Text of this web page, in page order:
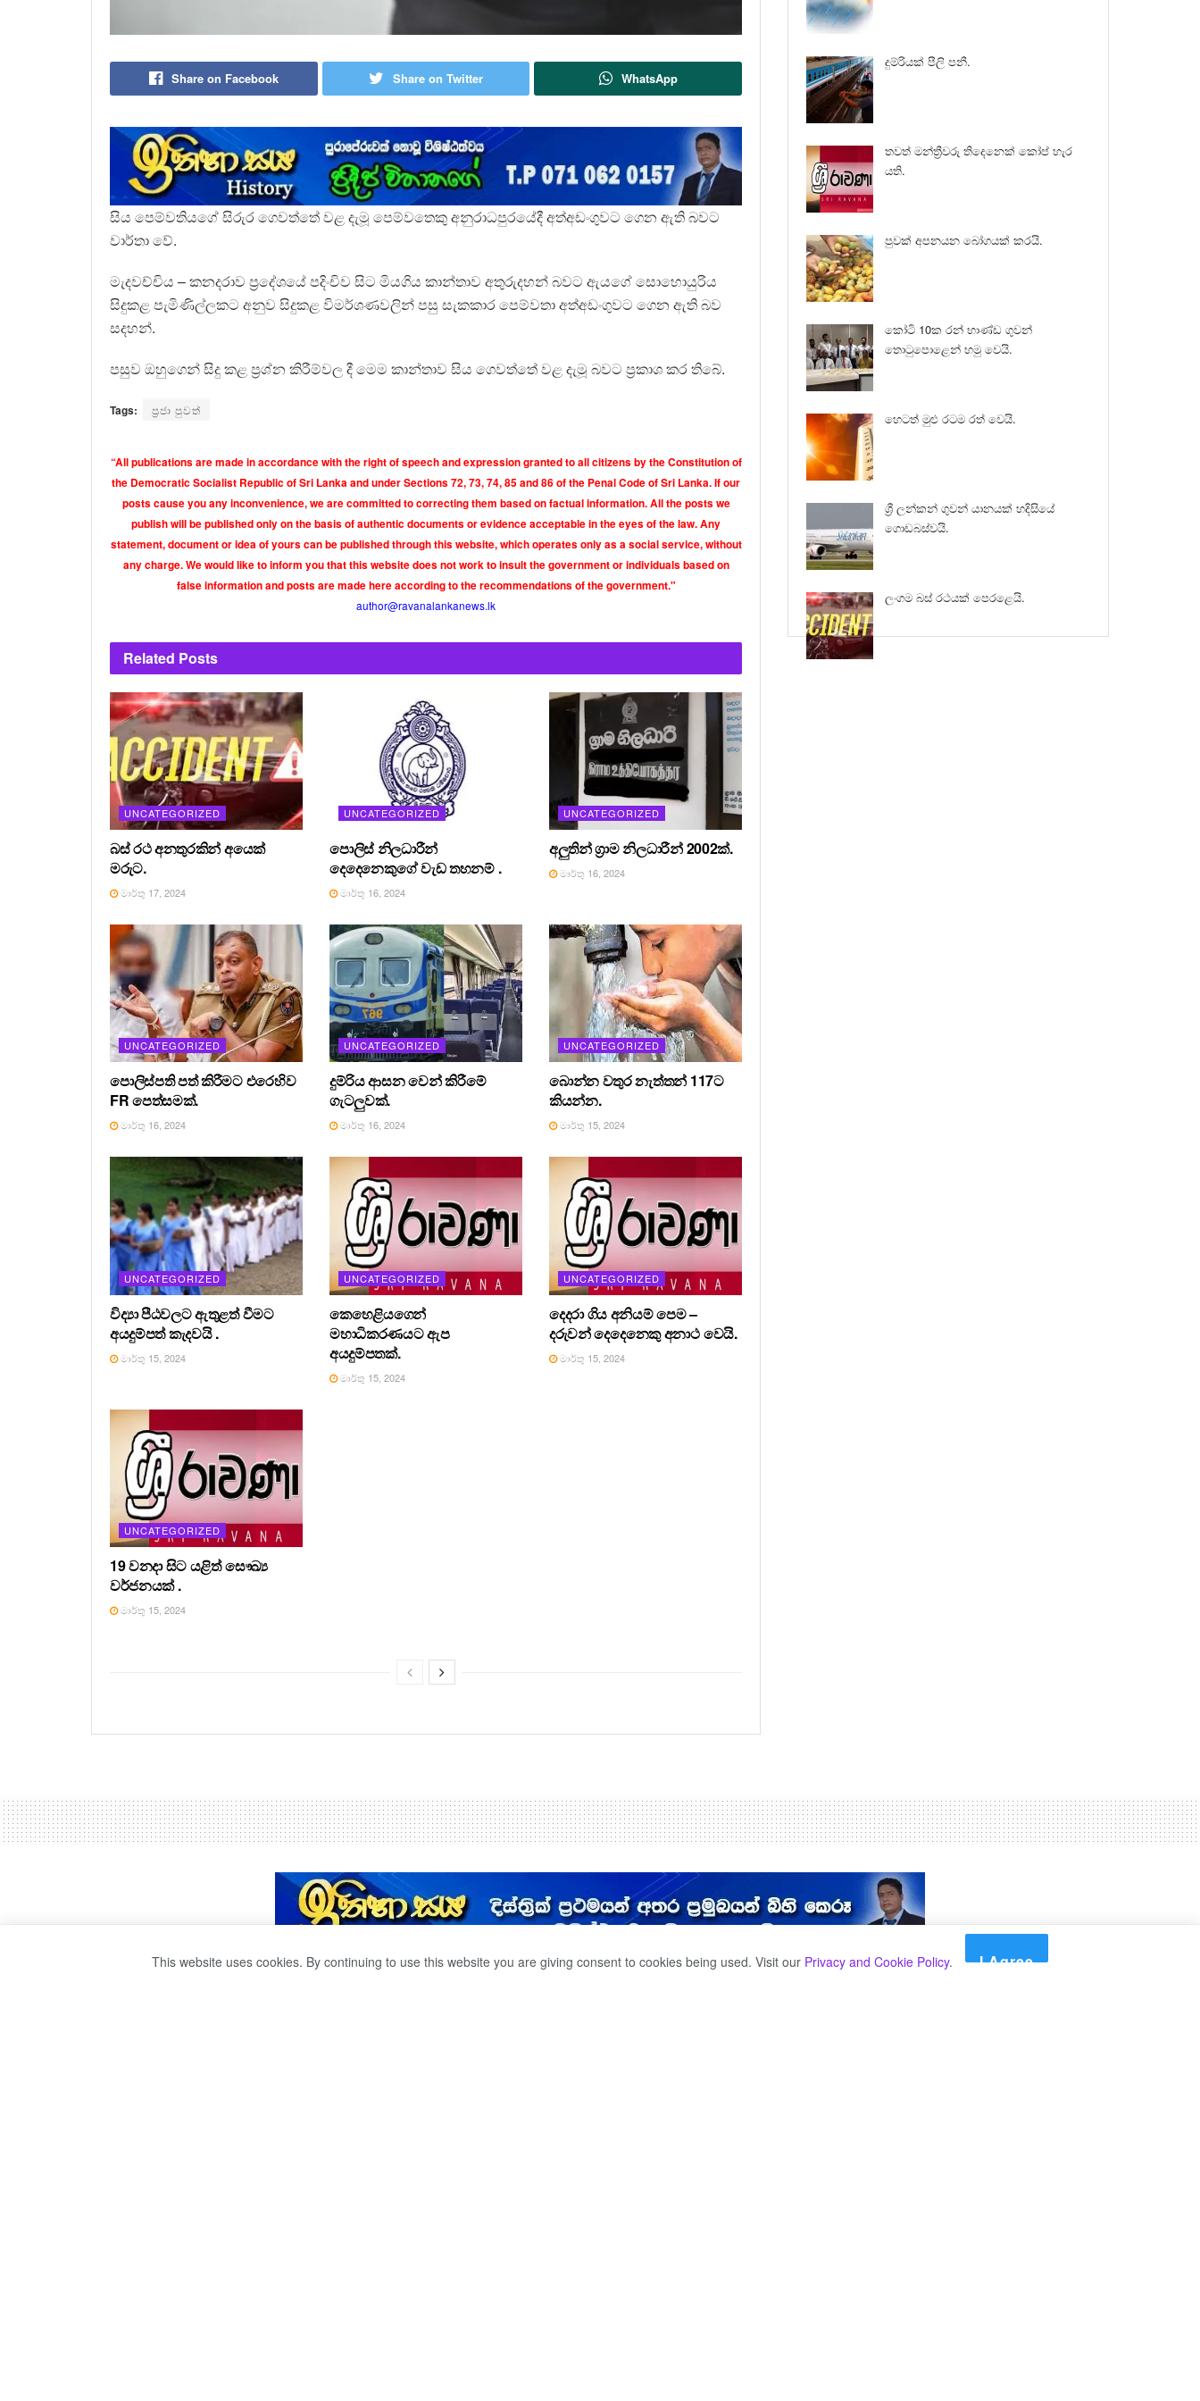
Share on Facebook Share on Twitter WhatsApp
සිය පෙම්වතියගේ සිරුර ගෙවත්තේ වළ දැමූ පෙම්වතෙකු අනුරාධපුරයේදී අත්අඩංගුවට ගෙන ඇති බවට
වාර්තා වේ.
මැදවච්චිය – කනදරාව ප්‍රදේශයේ පදිංචිව සිට මියගිය කාන්තාව අතුරුදහන් බවට ඇයගේ සොහොයුරිය
සිදුකළ පැමිණිල්ලකට අනුව සිදුකළ විමර්ශණවලින් පසු සැකකාර පෙම්වතා අත්අඩංගුවට ගෙන ඇති බව
සදහන්.
පසුව ඔහුගෙන් සිදු කළ ප්‍රශ්න කිරීම්වල දී මෙම කාන්තාව සිය ගෙවත්තේ වළ දැමූ බවට ප්‍රකාශ කර තිබේ.
Tags: ප්‍රජා පුවත්
“All publications are made in accordance with the right of speech and expression granted to all citizens by the Constitution of
the Democratic Socialist Republic of Sri Lanka and under Sections 72, 73, 74, 85 and 86 of the Penal Code of Sri Lanka. If our
posts cause you any inconvenience, we are committed to correcting them based on factual information. All the posts we
publish will be published only on the basis of authentic documents or evidence acceptable in the eyes of the law. Any
statement, document or idea of yours can be published through this website, which operates only as a social service, without
any charge. We would like to inform you that this website does not work to insult the government or individuals based on
false information and posts are made here according to the recommendations of the government."
author@ravanalankanews.lk
Related Posts
UNCATEGORIZED
බස් රථ අනතුරකින් අයෙක්
මරුට.
මාර්තු 17, 2024
UNCATEGORIZED
පොලිස් නිලධාරීන්
දෙදෙනෙකුගේ වැඩ තහනම් .
මාර්තු 16, 2024
UNCATEGORIZED
අලුතින් ග්‍රාම නිලධාරීන් 2002ක්.
මාර්තු 16, 2024
UNCATEGORIZED
පොලිස්පති පත් කිරීමට එරෙහිව
FR පෙත්සමක්.
මාර්තු 16, 2024
UNCATEGORIZED
දුම්රිය ආසන වෙන් කිරීමේ
ගැටලුවක්.
මාර්තු 16, 2024
UNCATEGORIZED
බොන්න වතුර නැත්තන් 117ට
කියන්න.
මාර්තු 15, 2024
UNCATEGORIZED
විද්‍යා පීඨවලට ඇතුළත් වීමට
අයදුම්පත් කැදවයි .
මාර්තු 15, 2024
UNCATEGORIZED
කෙහෙළියගෙන්
මහාධිකරණයට ඇප
අයදුම්පතක්.
මාර්තු 15, 2024
UNCATEGORIZED
දෙදරා ගිය අනියම් පෙම –
දරුවන් දෙදෙනෙකු අනාථ වෙයි.
මාර්තු 15, 2024
UNCATEGORIZED
19 වනදා සිට යළිත් සෞඛ්‍ය
වර්ජනයක් .
මාර්තු 15, 2024
දුම්රියක් පීලි පනී.
තවත් මන්ත්‍රීවරු තිදෙනෙක් කෝප් හැර
යති.
පුවක් අපනයන බෝගයක් කරයි.
කෝටි 10ක රන් භාණ්ඩ ගුවන්
තොටුපොළෙන් හමු වෙයි.
හෙටත් මුළු රටම රත් වෙයි.
ශ්‍රී ලන්කන් ගුවන් යානයක් හදිසියේ
ගොඩබස්වයි.
ලංගම බස් රථයක් පෙරළෙයි.
This website uses cookies. By continuing to use this website you are giving consent to cookies being used. Visit our Privacy and Cookie Policy. I Agree